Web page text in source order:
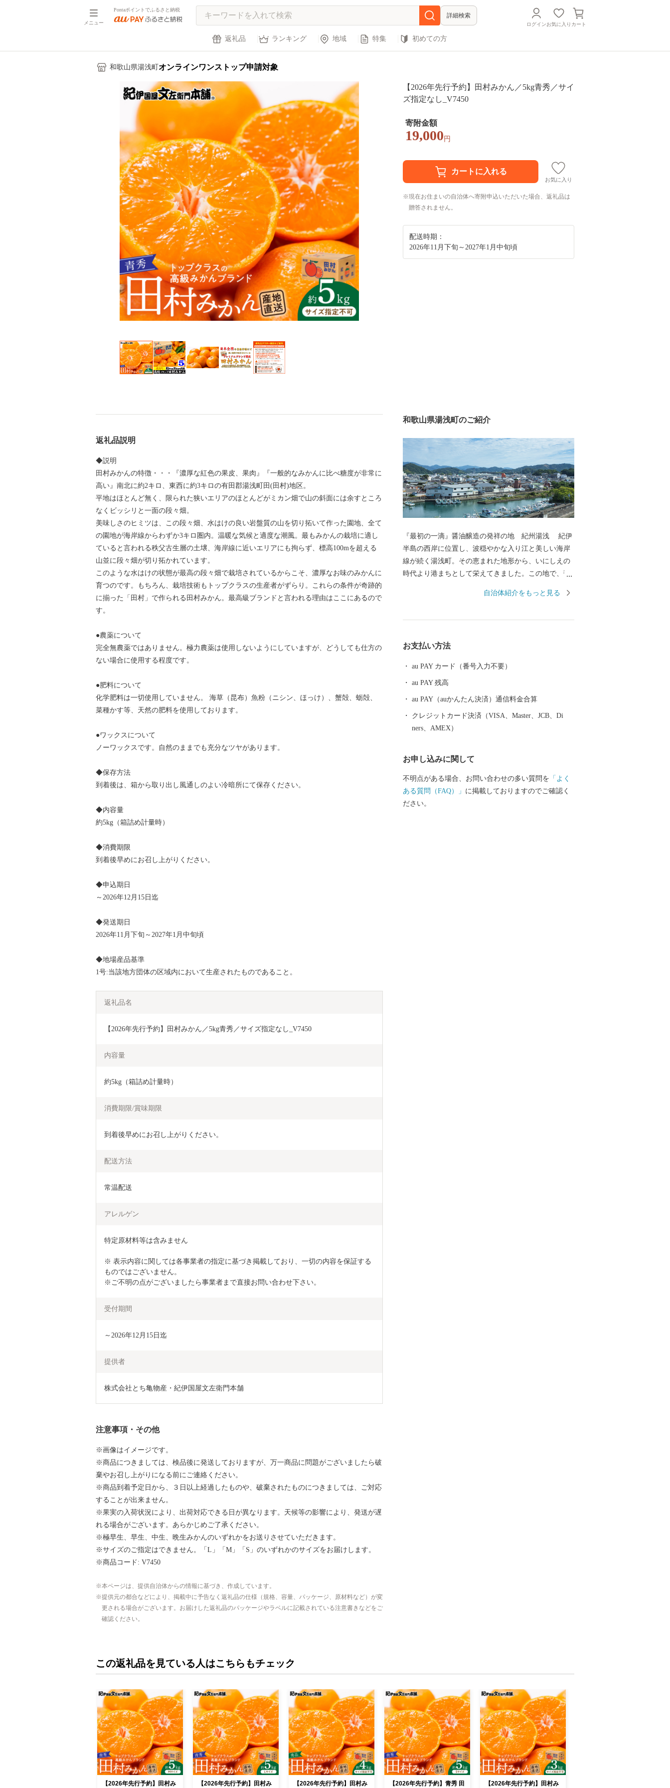
メニュー
Pontaポイントでふるさと納税
詳細検索
ログインお気に入り カート
返礼品 ランキング 地域 特集 初めての方
和歌山県湯浅町 オンラインワンストップ申請対象
【2026年先行予約】田村みかん／5kg青秀／サイ
ズ指定なし_V7450
寄附金額
19,000 円
お気に入り
現在お住まいの自治体へ寄附申込いただいた場合、返礼品は
贈答されません。
配送時期：
2026年11月下旬～2027年1月中旬頃
返礼品説明
◆説明
田村みかんの特徴・・・『濃厚な紅色の果皮、果肉』『一般的なみかんに比べ糖度が非常に
高い』南北に約2キロ、東西に約3キロの有田郡湯浅町田(田村)地区。
平地はほとんど無く、限られた狭いエリアのほとんどがミカン畑で山の斜面には余すところ
なくビッシリと一面の段々畑。
美味しさのヒミツは、この段々畑、水はけの良い岩盤質の山を切り拓いて作った園地、全て
の園地が海岸線からわずか3キロ圏内。温暖な気候と適度な潮風。最もみかんの栽培に適し
ていると言われる秩父古生層の土壌、海岸線に近いエリアにも拘らず、標高100mを超える
山並に段々畑が切り拓かれています。
このような水はけの状態が最高の段々畑で栽培されているからこそ、濃厚なお味のみかんに
育つのです。もちろん、栽培技術もトップクラスの生産者がずらり。これらの条件が奇跡的
に揃った「田村」で作られる田村みかん。最高級ブランドと言われる理由はここにあるので
す。
●農薬について
完全無農薬ではありません。極力農薬は使用しないようにしていますが、どうしても仕方の
ない場合に使用する程度です。
●肥料について
化学肥料は一切使用していません。 海草（昆布）魚粉（ニシン、ほっけ）、蟹殻、蛎殻、
菜種かす等、天然の肥料を使用しております。
●ワックスについて
ノーワックスです。自然のままでも充分なツヤがあります。
◆保存方法
到着後は、箱から取り出し風通しのよい冷暗所にて保存ください。
◆内容量
約5kg（箱詰め計量時）
◆消費期限
到着後早めにお召し上がりください。
◆申込期日
～2026年12月15日迄
◆発送期日
2026年11月下旬～2027年1月中旬頃
◆地場産品基準
1号:当該地方団体の区域内において生産されたものであること。
返礼品名
【2026年先行予約】田村みかん／5kg青秀／サイズ指定なし_V7450
内容量
約5kg（箱詰め計量時）
消費期限/賞味期限
到着後早めにお召し上がりください。
配送方法
常温配送
アレルゲン
特定原材料等は含みません
※ 表示内容に関しては各事業者の指定に基づき掲載しており、一切の内容を保証する
ものではございません。
※ご不明の点がございましたら事業者まで直接お問い合わせ下さい。
受付期間
～2026年12月15日迄
提供者
株式会社とち亀物産・紀伊国屋文左衛門本舗
注意事項・その他
※画像はイメージです。
※商品につきましては、検品後に発送しておりますが、万一商品に問題がございましたら破
棄やお召し上がりになる前にご連絡ください。
※商品到着予定日から、３日以上経過したものや、破棄されたものにつきましては、ご対応
することが出来ません。
※果実の入荷状況により、出荷対応できる日が異なります。天候等の影響により、発送が遅
れる場合がございます。あらかじめご了承ください。
※極早生、早生、中生、晩生みかんのいずれかをお送りさせていただきます。
※サイズのご指定はできません。「L」「M」「S」のいずれかのサイズをお届けします。
※商品コード: V7450
本ページは、提供自治体からの情報に基づき、作成しています。
提供元の都合などにより、掲載中に予告なく返礼品の仕様（規格、容量、パッケージ、原材料など）が変
更される場合がございます。お届けした返礼品のパッケージやラベルに記載されている注意書きなどをご
確認ください。
和歌山県湯浅町のご紹介
『最初の一滴』醤油醸造の発祥の地 紀州湯浅 紀伊
半島の西岸に位置し、波穏やかな入り江と美しい海岸
線が続く湯浅町。その恵まれた地形から、いにしえの
時代より港まちとして栄えてきました。この地で、醤
文化がして賑わう町なかで、「金山寺味噌」製造の過
区」に選定され、２０１７年には醤油醸造の歴史と伝
統が息づく町として「日本遺産」に認定され,食が伝統
える町なかを歩いていると、今も昔も変わらない醤油
づくりの香りを感じられます。
自治体紹介をもっと見る
お支払い方法
au PAY カード（番号入力不要）
au PAY 残高
au PAY（auかんたん決済）通信料金合算
クレジットカード決済（VISA、Master、JCB、Di
ners、AMEX）
お申し込みに関して
不明点がある場合、お問い合わせの多い質問を 「よく
ある質問（FAQ）」 に掲載しておりますのでご確認く
ださい。
この返礼品を見ている人はこちらもチェック
【2026年先行予約】田村み 【2026年先行予約】田村み 【2026年先行予約】田村み 【2026年先行予約】青秀 田 【2026年先行予約】田村み